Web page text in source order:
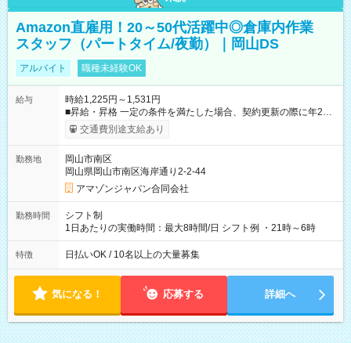
Amazon直雇用！20～50代活躍中◎倉庫内作業
スタッフ（パートタイム/夜勤）｜岡山DS
アルバイト 職種未経験OK
給与
時給1,225円～1,531円
■昇給・昇格 一定の条件を満たした場合、契約更新の際に年2回
まで昇給の機会があります。 ■正社員登用制度あり ※月末締/翌
月25日支払い ※時間外手当、別途支給 ※深夜割増賃金 (22:00～
☆Amazon直雇用で安定して働けます！ 【試用期間】試用期間
あり 試用期間の長さ：1週間 雇用形態、給与は本採用時と同じ
です。
交通費別途支給あり
勤務地
岡山市南区
岡山県岡山市南区海岸通り2-2-44
アマゾンジャパン合同会社
勤務時間
シフト制
1日あたりの実働時間：最大8時間/日 シフト例 ・21時～6時
特徴 日払いOK / 10名以上の大量募集
気になる！ 応募する 詳細へ